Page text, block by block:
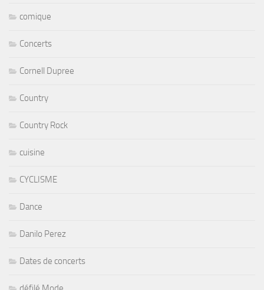
comique
Concerts
Cornell Dupree
Country
Country Rock
cuisine
CYCLISME
Dance
Danilo Perez
Dates de concerts